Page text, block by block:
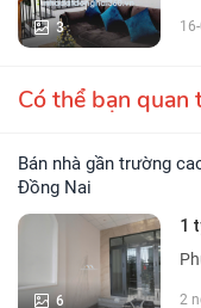
3
Có thể bạn quan
Bán nhà gần trường cao đẳng Lê Quý Đôn phường Long Hưng
Đồng Nai
6
1
2